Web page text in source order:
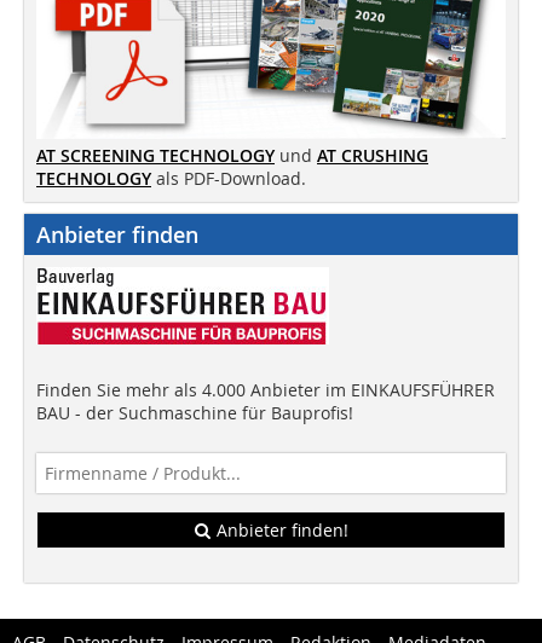
AT SCREENING TECHNOLOGY und AT CRUSHING
TECHNOLOGY als PDF-Download.
Anbieter finden
Finden Sie mehr als 4.000 Anbieter im EINKAUFSFÜHRER
BAU - der Suchmaschine für Bauprofis!
Anbieter finden!